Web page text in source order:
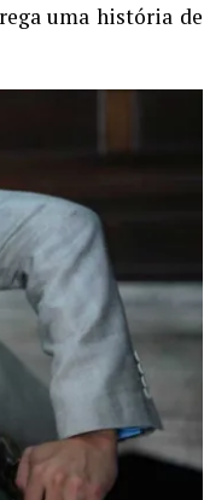
uma história de